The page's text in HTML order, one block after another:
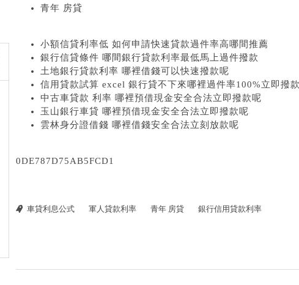
青年 房貸
小額信貸利率低 如何申請快速貸款過件率高哪間推薦
銀行信貸條件 哪間銀行貸款利率最低馬上過件撥款
土地銀行貸款利率 哪裡借錢可以快速撥款呢
信用貸款試算 excel 銀行貸不下來哪裡過件率100%立即撥
中古車貸款 利率 哪裡預借現金安全合法立即撥款呢
玉山銀行車貸 哪裡預借現金安全合法立即撥款呢
雲林身分證借錢 哪裡借錢安全合法立刻放款呢
0DE787D75AB5FCD1
車貸利息公式 軍人貸款利率 青年 房貸 銀行信用貸款利率